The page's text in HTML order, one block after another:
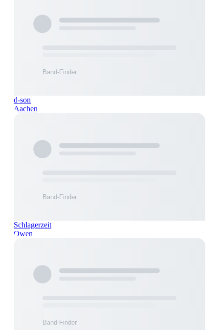
d-son
Aachen
Schlagerzeit
Owen